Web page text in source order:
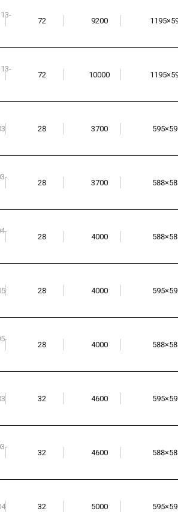
72 9200
72 10000
28 3700
28 3700
28 4000
28 4000
28 4000
32 4600
32 4600
32 5000